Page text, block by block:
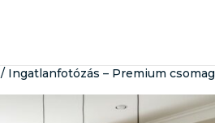
/ Ingatlanfotózás – Premium csomag